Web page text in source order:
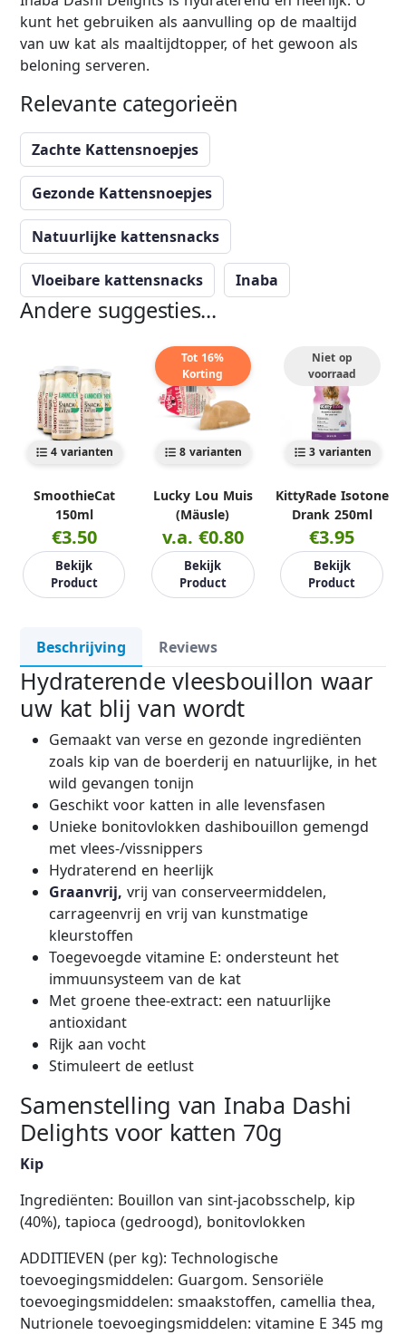
kunt het gebruiken als aanvulling op de maaltijd
van uw kat als maaltijdtopper, of het gewoon als
beloning serveren.
Relevante categorieën
Zachte Kattensnoepjes
Gezonde Kattensnoepjes
Natuurlijke kattensnacks
Vloeibare kattensnacks Inaba
Andere suggesties...
4 varianten
SmoothieCat
150ml
€3.50
Bekijk
Product
Tot 16%
Korting
8 varianten
Lucky Lou Muis
(Mäusle)
v.a. €0.80
Bekijk
Product
Niet op
voorraad
3 varianten
KittyRade Isotone
Drank 250ml
€3.95
Bekijk
Product
Beschrijving Reviews
Hydraterende vleesbouillon waar
uw kat blij van wordt
Gemaakt van verse en gezonde ingrediënten
zoals kip van de boerderij en natuurlijke, in het
wild gevangen tonijn
Geschikt voor katten in alle levensfasen
Unieke bonitovlokken dashibouillon gemengd
met vlees-/vissnippers
Hydraterend en heerlijk
Graanvrij, vrij van conserveermiddelen,
carrageenvrij en vrij van kunstmatige
kleurstoffen
Toegevoegde vitamine E: ondersteunt het
immuunsysteem van de kat
Met groene thee-extract: een natuurlijke
antioxidant
Rijk aan vocht
Stimuleert de eetlust
Samenstelling van Inaba Dashi
Delights voor katten 70g
Kip
Ingrediënten: Bouillon van sint-jacobsschelp, kip
(40%), tapioca (gedroogd), bonitovlokken
ADDITIEVEN (per kg): Technologische
toevoegingsmiddelen: Guargom. Sensoriële
toevoegingsmiddelen: smaakstoffen, camellia thea,
Nutrionele toevoegingsmiddelen: vitamine E 345 mg